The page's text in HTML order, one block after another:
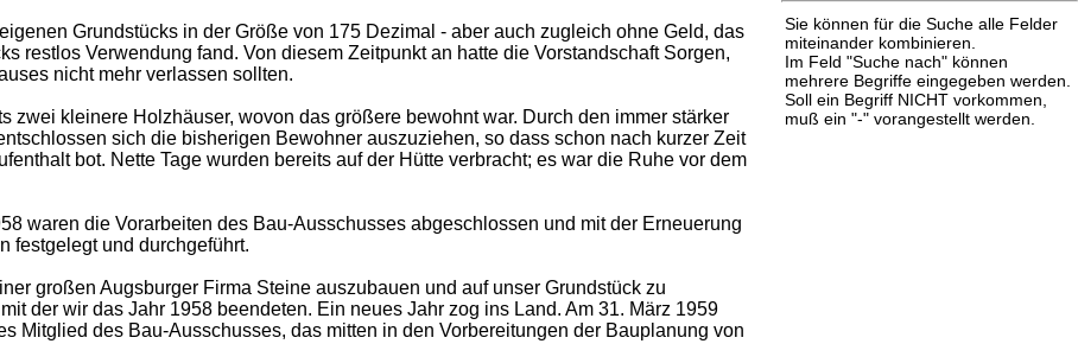
Sie können für die Suche alle Felder
miteinander kombinieren.
Im Feld "Suche nach" können
mehrere Begriffe eingegeben werden.
Soll ein Begriff NICHT vorkommen,
muß ein "-" vorangestellt werden.
Grundstücks in der Größe von 175 Dezimal - aber auch zugleich ohne Geld, das
restlos Verwendung fand. Von diesem Zeitpunkt an hatte die Vorstandschaft Sorgen,
nicht mehr verlassen sollten.
zwei kleinere Holzhäuser, wovon das größere bewohnt war. Durch den immer stärker
sich die bisherigen Bewohner auszuziehen, so dass schon nach kurzer Zeit
bot. Nette Tage wurden bereits auf der Hütte verbracht; es war die Ruhe vor dem
waren die Vorarbeiten des Bau-Ausschusses abgeschlossen und mit der Erneuerung
festgelegt und durchgeführt.
großen Augsburger Firma Steine auszubauen und auf unser Grundstück zu
der wir das Jahr 1958 beendeten. Ein neues Jahr zog ins Land. Am 31. März 1959
Mitglied des Bau-Ausschusses, das mitten in den Vorbereitungen der Bauplanung von